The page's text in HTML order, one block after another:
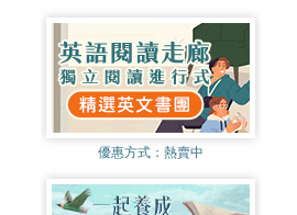
優惠方式： 熱賣中